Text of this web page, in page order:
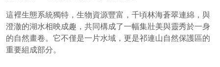
這裡生態系統獨特，生物資源豐富，千頃林海蒼翠連綿，與
澄澈的湖水相映成趣，共同構成了一幅集壯美與靈秀於一身
的自然畫卷。它不僅是一片水域，更是祁連山自然保護區的
重要組成部分。